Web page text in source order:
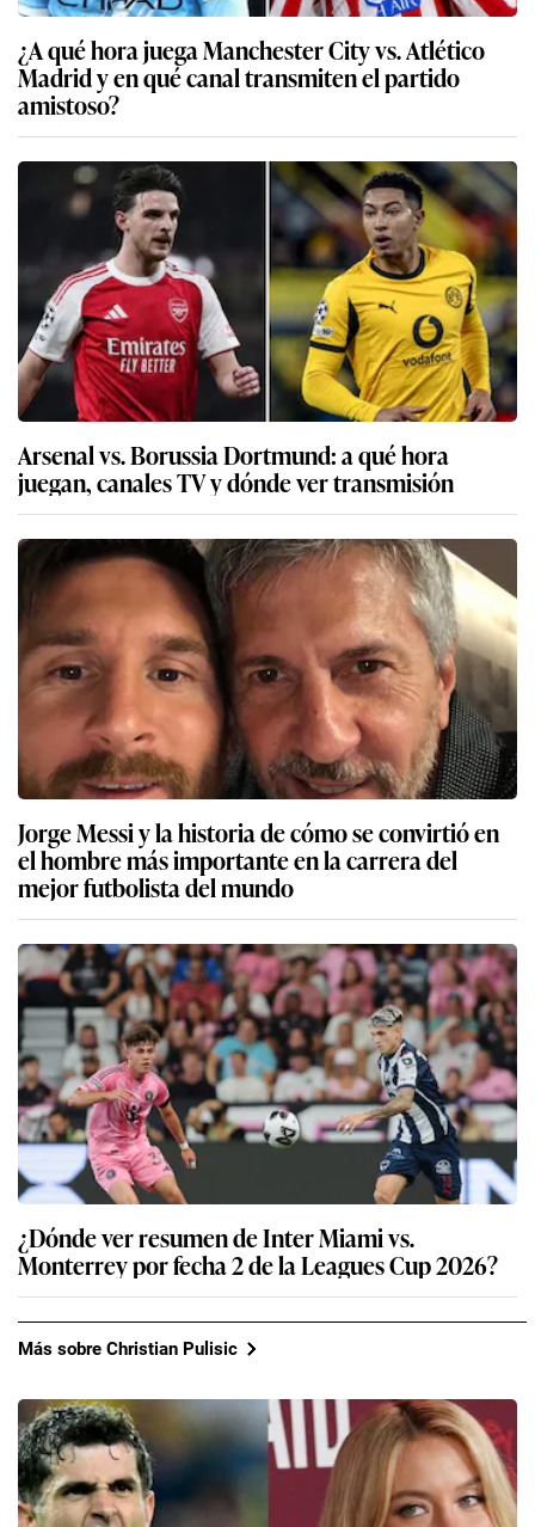
¿A qué hora juega Manchester City vs. Atlético
Madrid y en qué canal transmiten el partido
amistoso?
Arsenal vs. Borussia Dortmund: a qué hora
juegan, canales TV y dónde ver transmisión
Jorge Messi y la historia de cómo se convirtió en
el hombre más importante en la carrera del
mejor futbolista del mundo
¿Dónde ver resumen de Inter Miami vs.
Monterrey por fecha 2 de la Leagues Cup 2026?
Más sobre Christian Pulisic